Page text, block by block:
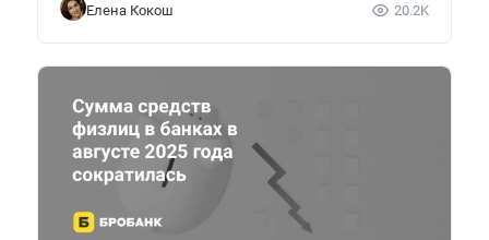
Елена Кокош 20.2K